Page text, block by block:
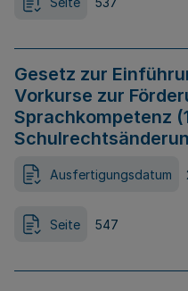
Gesetz zur
Vorkurse zur
Sprachkompetenz
Ausfertigungsdatum
Seite 547